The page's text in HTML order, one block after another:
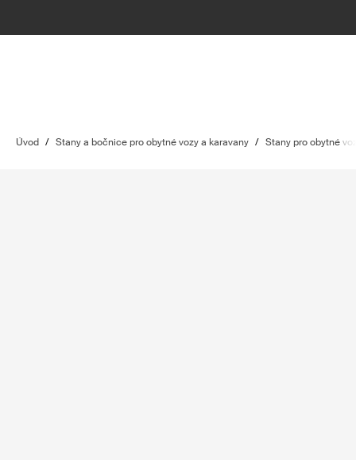
Úvod / Stany a bočnice pro obytné vozy a karavany / Stany pro obytné